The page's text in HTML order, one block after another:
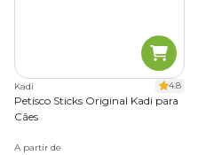
Kadi 4.8
Petisco Sticks Original Kadi para
Cães
A partir de